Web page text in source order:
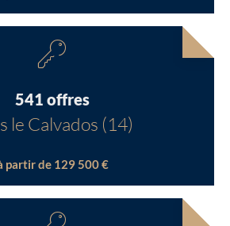
541 offres
le Calvados (14)
partir de 129 500 €